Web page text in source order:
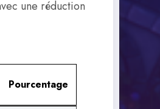
une réduction
Pourcentage